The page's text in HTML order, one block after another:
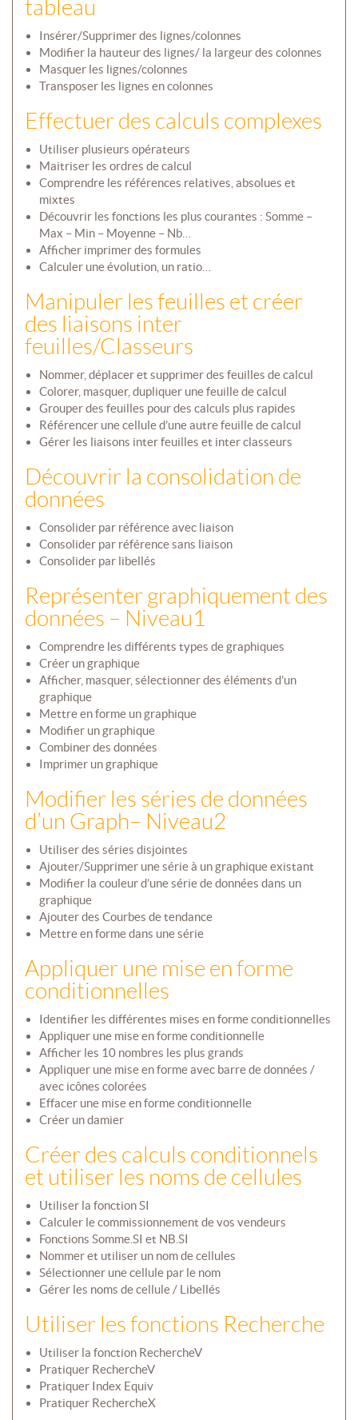
tableau
Insérer/Supprimer des lignes/colonnes
Modifier la hauteur des lignes/ la largeur des colonnes
Masquer les lignes/colonnes
Transposer les lignes en colonnes
Effectuer des calculs complexes
Utiliser plusieurs opérateurs
Maitriser les ordres de calcul
Comprendre les références relatives, absolues et
mixtes
Découvrir les fonctions les plus courantes : Somme –
Max – Min – Moyenne – Nb…
Afficher imprimer des formules
Calculer une évolution, un ratio…
Manipuler les feuilles et créer
des liaisons inter
feuilles/Classeurs
Nommer, déplacer et supprimer des feuilles de calcul
Colorer, masquer, dupliquer une feuille de calcul
Grouper des feuilles pour des calculs plus rapides
Référencer une cellule d’une autre feuille de calcul
Gérer les liaisons inter feuilles et inter classeurs
Découvrir la consolidation de
données
Consolider par référence avec liaison
Consolider par référence sans liaison
Consolider par libellés
Représenter graphiquement des
données – Niveau1
Comprendre les différents types de graphiques
Créer un graphique
Afficher, masquer, sélectionner des éléments d’un
graphique
Mettre en forme un graphique
Modifier un graphique
Combiner des données
Imprimer un graphique
Modifier les séries de données
d’un Graph– Niveau2
Utiliser des séries disjointes
Ajouter/Supprimer une série à un graphique existant
Modifier la couleur d’une série de données dans un
graphique
Ajouter des Courbes de tendance
Mettre en forme dans une série
Appliquer une mise en forme
conditionnelles
Identifier les différentes mises en forme conditionnelles
Appliquer une mise en forme conditionnelle
Afficher les 10 nombres les plus grands
Appliquer une mise en forme avec barre de données /
avec icônes colorées
Effacer une mise en forme conditionnelle
Créer un damier
Créer des calculs conditionnels
et utiliser les noms de cellules
Utiliser la fonction SI
Calculer le commissionnement de vos vendeurs
Fonctions Somme.SI et NB.SI
Nommer et utiliser un nom de cellules
Sélectionner une cellule par le nom
Gérer les noms de cellule / Libellés
Utiliser les fonctions Recherche
Utiliser la fonction RechercheV
Pratiquer RechercheV
Pratiquer Index Equiv
Pratiquer RechercheX